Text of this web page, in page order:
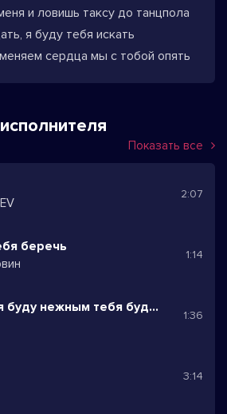
и ловишь таксу до танцпола
я буду тебя искать
сердца мы с тобой опять
Показать все
2:07
беречь
1:14
С тобой я буду нежным тебя буду любить
1:36
3:14